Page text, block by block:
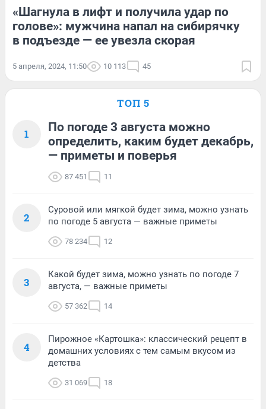
«Шагнула в лифт и получила удар по
голове»: мужчина напал на сибирячку
в подъезде — ее увезла скорая
5 апреля, 2024, 11:50 10 113 45
ТОП 5
1
По погоде 3 августа можно
определить, каким будет декабрь,
— приметы и поверья
87 451 11
2
Суровой или мягкой будет зима, можно узнать
по погоде 5 августа — важные приметы
78 234 12
3
Какой будет зима, можно узнать по погоде 7
августа, — важные приметы
57 362 14
4
Пирожное «Картошка»: классический рецепт в
домашних условиях с тем самым вкусом из
детства
31 069 18